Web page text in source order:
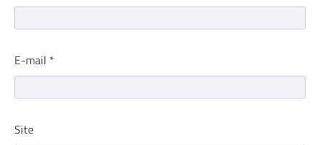
E-mail *
Site